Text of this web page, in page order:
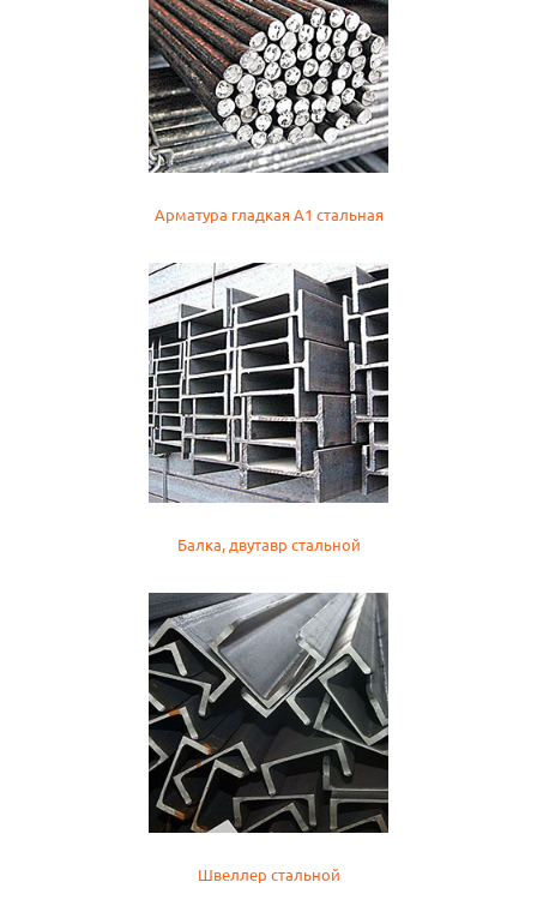
Арматура гладкая А1 стальная
Балка, двутавр стальной
Швеллер стальной